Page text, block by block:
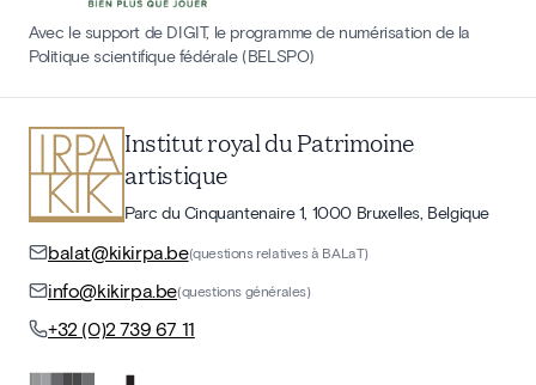
Avec le support de DIGIT, le programme de numérisation de la
Politique scientifique fédérale (BELSPO)
Institut royal du Patrimoine
artistique
Parc du Cinquantenaire 1, 1000 Bruxelles, Belgique
balat@kikirpa.be(questions relatives à BALaT)
info@kikirpa.be(questions générales)
+32 (0)2 739 67 11